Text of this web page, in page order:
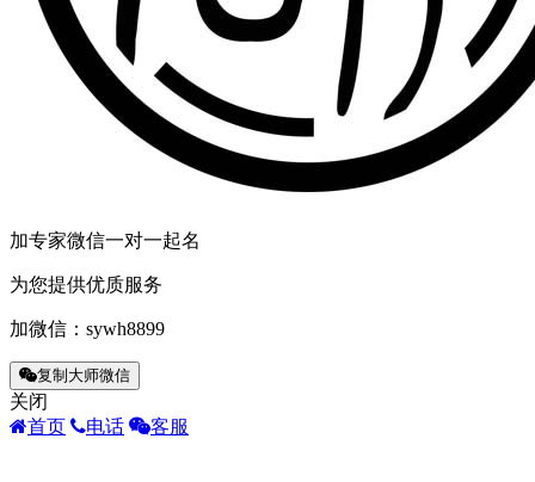
加专家微信一对一起名
为您提供优质服务
加微信： sywh8899
复制大师微信
关闭
首页
电话 客服